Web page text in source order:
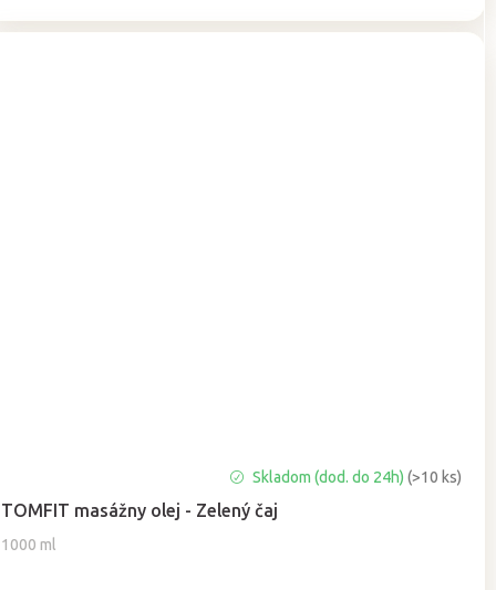
TOMFIT masážny olej - Zelený čaj
1000 ml
produktu
je
Skladom (dod. do 24h)(>10 ks)